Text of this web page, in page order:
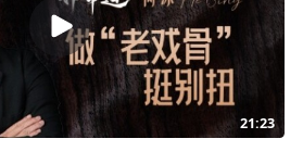
21:23